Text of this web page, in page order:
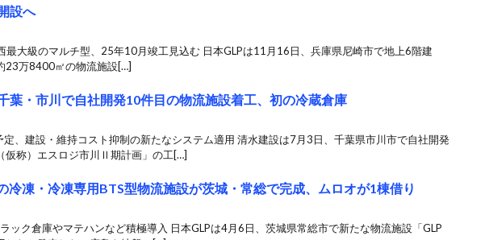
設へ
最大級のマルチ型、25年10月竣工見込む 日本GLPは11月16日、兵庫県尼崎市で地上6階建
23万8400㎡の物流施設[…]
葉・市川で自社開発10件目の物流施設着工、初の冷蔵倉庫
、建設・維持コスト抑制の新たなシステム適用 清水建設は7月3日、千葉県市川市で自社開発
仮称）エスロジ市川Ⅱ期計画」の工[…]
冷凍・冷凍専用BTS型物流施設が茨城・常総で完成、ムロオが1棟借り
ック倉庫やマテハンなど積極導入 日本GLPは4月6日、茨城県常総市で新たな物流施設「GLP